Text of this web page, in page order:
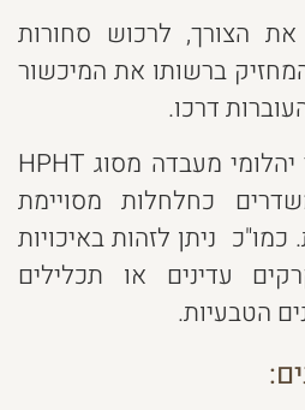
הצורך, לרכוש סחורות
ברשותו את המיכשור
דרכו.
עם זאת ניתן לציין, כי יהלומי מעבדה מסוג HPHT
כחלחלות מסויימת
כמו"כ ניתן לזהות באיכויות
עדינים או תכלילים
הטבעיות.